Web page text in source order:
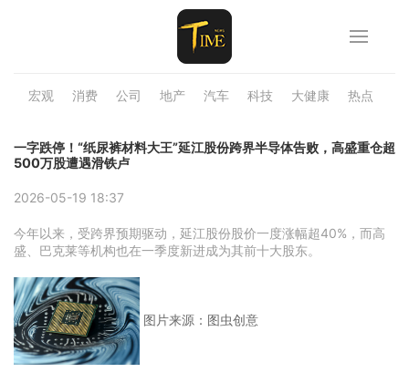
宏观 消费 公司 地产 汽车 科技 大健康 热点
一字跌停！“纸尿裤材料大王”延江股份跨界半导体告败，高盛重仓超
500万股遭遇滑铁卢
2026-05-19 18:37
今年以来，受跨界预期驱动，延江股份股价一度涨幅超40%，而高
盛、巴克莱等机构也在一季度新进成为其前十大股东。
图片来源：图虫创意